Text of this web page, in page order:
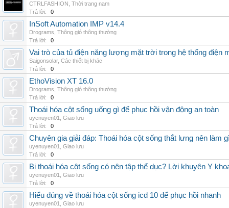
CTRLFASHION Thời trang nam
Trả lời:
0
InSoft Automation IMP v14.4
Drograms Thông gió thông thường
Trả lời:
0
Vai trò của tủ điện năng lượng mặt trời trong hệ thống điện
Saigonsolar, Các thiết bị khác
Trả lời:
0
EthoVision XT 16.0
Drograms Thông gió thông thường
Trả lời:
0
Thoái hóa cột sống uống gì để phục hồi vận động an toàn
uyenuyen01
Giao lưu
Trả lời:
0
Chuyên gia giải đáp: Thoái hóa cột sống thắt lưng nên làm
uyenuyen01
Giao lưu
Trả lời:
0
Bị thoái hóa cột sống có nên tập thể dục? Lời khuyên Y
uyenuyen01
Giao lưu
Trả lời:
0
Hiểu đúng về thoái hóa cột sống icd 10 để phục hồi nhanh
uyenuyen01
Giao lưu